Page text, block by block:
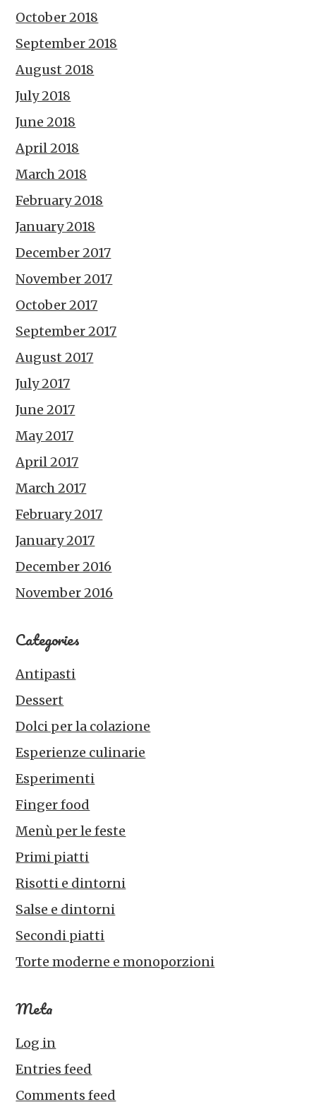
October 2018
September 2018
August 2018
July 2018
June 2018
April 2018
March 2018
February 2018
January 2018
December 2017
November 2017
October 2017
September 2017
August 2017
July 2017
June 2017
May 2017
April 2017
March 2017
February 2017
January 2017
December 2016
November 2016
Categories
Antipasti
Dessert
Dolci per la colazione
Esperienze culinarie
Esperimenti
Finger food
Menù per le feste
Primi piatti
Risotti e dintorni
Salse e dintorni
Secondi piatti
Torte moderne e monoporzioni
Meta
Log in
Entries feed
Comments feed